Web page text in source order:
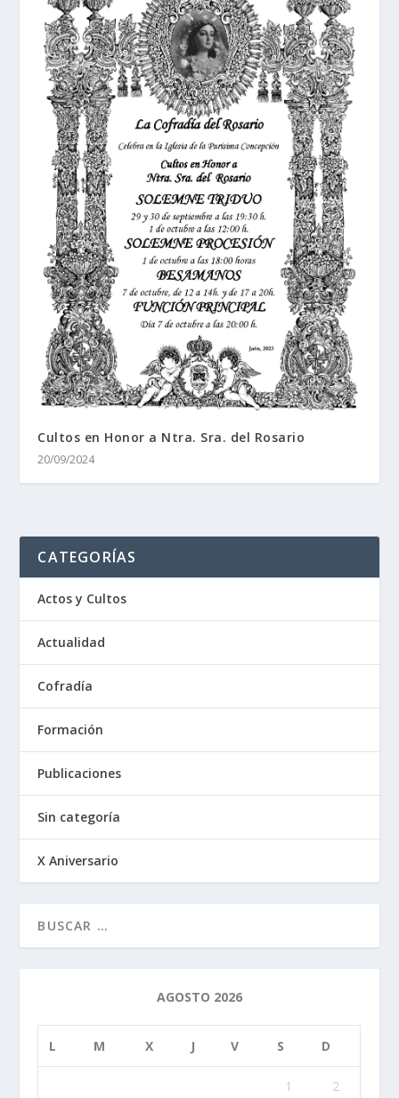
Cultos en Honor a Ntra. Sra. del Rosario
20/09/2024
CATEGORÍAS
Actos y Cultos
Actualidad
Cofradía
Formación
Publicaciones
Sin categoría
X Aniversario
AGOSTO 2026
L M X J V S D
1 2